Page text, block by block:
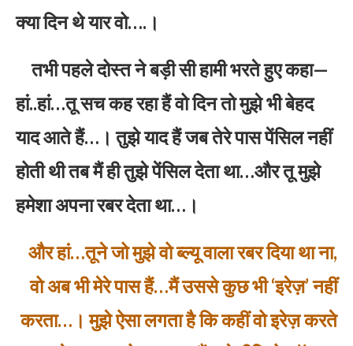
क्या दिन थे यार वो….।
तभी पहले दोस्त ने बड़ी सी हामी भरते हुए कहा—
हां..हां…तू सच कह रहा हैं वो दिन तो मुझे भी बेहद
याद आते हैं…। तुझे याद हैं जब तेरे पास पेंसिल नहीं
होती थी तब मैं ही तुझे पेंसिल देता था…और तू मुझे
हमेशा अपना रबर देता था…।
और हां…तूने जो मुझे वो ब्ल्यू वाला रबर दिया था ना,
वो अब भी मेरे पास हैं…मैं उससे कुछ भी ‘इरेज़’ नहीं
करता…। मुझे ऐसा लगता है कि कहीं वो इरेज़ करते